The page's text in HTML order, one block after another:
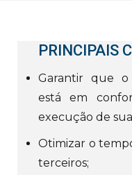
PRINCIPAIS
Garantir que o
está em
execução de
Otimizar o
terceiros;